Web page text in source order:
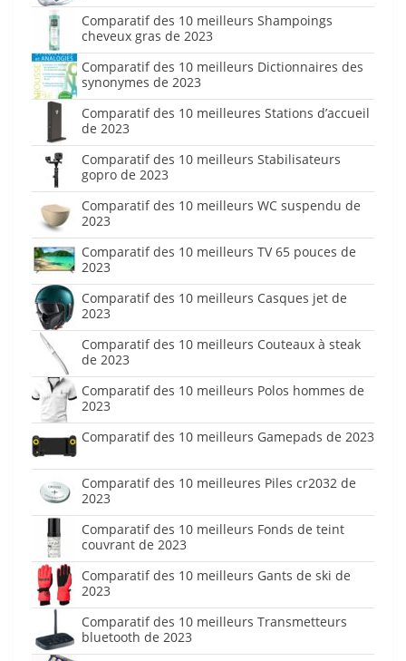
Comparatif des 10 meilleurs Shampoings
cheveux gras de 2023
Comparatif des 10 meilleurs Dictionnaires des
synonymes de 2023
Comparatif des 10 meilleures Stations d’accueil
de 2023
Comparatif des 10 meilleurs Stabilisateurs
gopro de 2023
Comparatif des 10 meilleurs WC suspendu de
2023
Comparatif des 10 meilleurs TV 65 pouces de
2023
Comparatif des 10 meilleurs Casques jet de
2023
Comparatif des 10 meilleurs Couteaux à steak
de 2023
Comparatif des 10 meilleurs Polos hommes de
2023
Comparatif des 10 meilleurs Gamepads de 2023
Comparatif des 10 meilleures Piles cr2032 de
2023
Comparatif des 10 meilleurs Fonds de teint
couvrant de 2023
Comparatif des 10 meilleurs Gants de ski de
2023
Comparatif des 10 meilleurs Transmetteurs
bluetooth de 2023